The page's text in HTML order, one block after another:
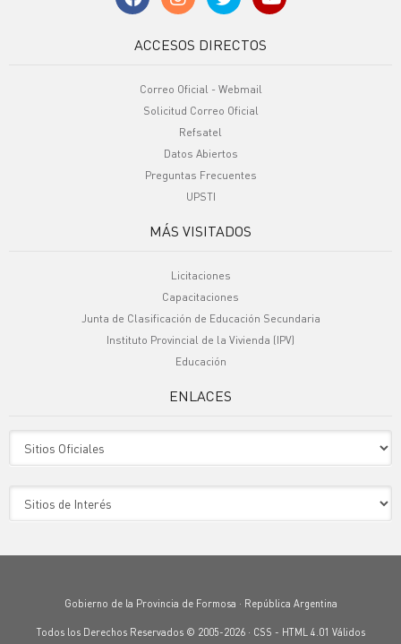
ACCESOS DIRECTOS
Correo Oficial - Webmail
Solicitud Correo Oficial
Refsatel
Datos Abiertos
Preguntas Frecuentes
UPSTI
MÁS VISITADOS
Licitaciones
Capacitaciones
Junta de Clasificación de Educación Secundaria
Instituto Provincial de la Vivienda (IPV)
Educación
ENLACES
Gobierno de la Provincia de Formosa · República Argentina
Todos los Derechos Reservados © 2005-2026 · CSS - HTML 4.01 Válidos